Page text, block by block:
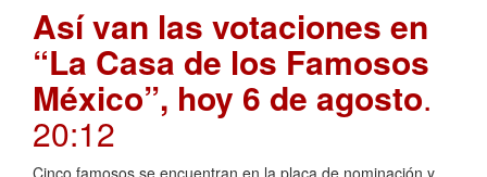
Así van las votaciones en
“La Casa de los Famosos
México”, hoy 6 de agosto.
20:12
Cinco famosos se encuentran en la placa de nominación y